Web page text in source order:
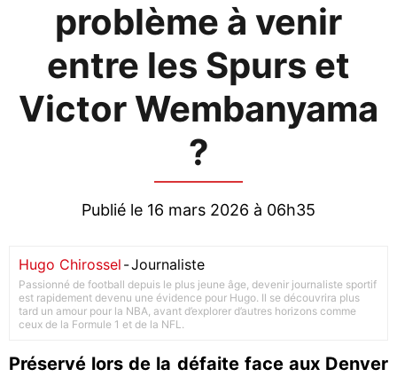
problème à venir
entre les Spurs et
Victor Wembanyama
?
Publié le 16 mars 2026 à 06h35
Hugo Chirossel -Journaliste
Passionné de football depuis le plus jeune âge, devenir journaliste sportif
est rapidement devenu une évidence pour Hugo. Il se découvrira plus
tard un amour pour la NBA, avant d’explorer d’autres horizons comme
ceux de la Formule 1 et de la NFL.
Préservé lors de la défaite face aux Denver